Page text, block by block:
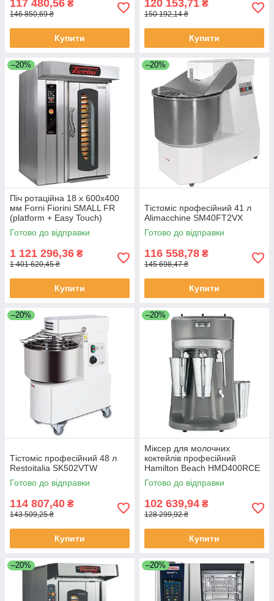
117 480,56 ₴
146 850,69 ₴
Купити
120 153,71 ₴
150 192,14 ₴
Купити
–20%
Піч ротаційна 18 х 600х400
мм Forni Fiorini SMALL FR
(platform + Easy Touch)
Готово до відправки
1 121 296,36 ₴
1 401 620,45 ₴
Купити
–20%
Тістоміс професійний 41 л
Alimacchine SM40FT2VX
Готово до відправки
116 558,78 ₴
145 698,47 ₴
Купити
–20%
Тістоміс професійний 48 л
Restoitalia SK502VTW
Готово до відправки
114 807,40 ₴
143 509,25 ₴
Купити
–20%
Міксер для молочних
коктейлів професійний
Hamilton Beach HMD400RCE
Готово до відправки
102 639,94 ₴
128 299,92 ₴
Купити
–20% –20%